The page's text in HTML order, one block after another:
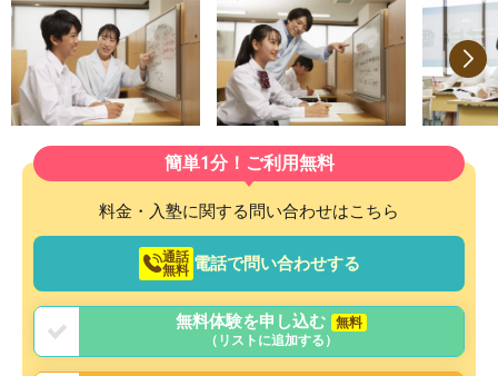
簡単1分！ご利用無料
料金・入塾に関する問い合わせはこちら
通話
無料 電話で問い合わせする
無料体験を申し込む
無料
（リストに追加する）